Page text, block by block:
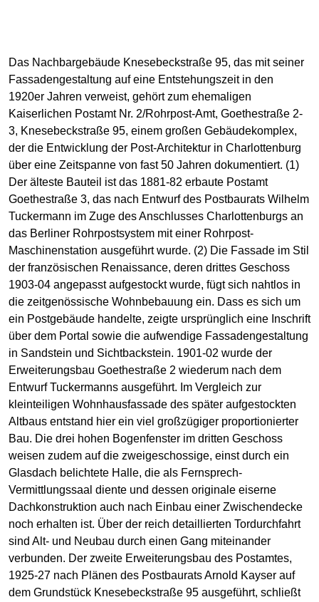
Das Nachbargebäude Knesebeckstraße 95, das mit seiner
Fassadengestaltung auf eine Entstehungszeit in den
1920er Jahren verweist, gehört zum ehemaligen
Kaiserlichen Postamt Nr. 2/Rohrpost-Amt, Goethestraße 2-
3, Knesebeckstraße 95, einem großen Gebäudekomplex,
der die Entwicklung der Post-Architektur in Charlottenburg
über eine Zeitspanne von fast 50 Jahren dokumentiert. (1)
Der älteste Bauteil ist das 1881-82 erbaute Postamt
Goethestraße 3, das nach Entwurf des Postbaurats Wilhelm
Tuckermann im Zuge des Anschlusses Charlottenburgs an
das Berliner Rohrpostsystem mit einer Rohrpost-
Maschinenstation ausgeführt wurde. (2) Die Fassade im Stil
der französischen Renaissance, deren drittes Geschoss
1903-04 angepasst aufgestockt wurde, fügt sich nahtlos in
die zeitgenössische Wohnbebauung ein. Dass es sich um
ein Postgebäude handelte, zeigte ursprünglich eine Inschrift
über dem Portal sowie die aufwendige Fassadengestaltung
in Sandstein und Sichtbackstein. 1901-02 wurde der
Erweiterungsbau Goethestraße 2 wiederum nach dem
Entwurf Tuckermanns ausgeführt. Im Vergleich zur
kleinteiligen Wohnhausfassade des später aufgestockten
Altbaus entstand hier ein viel großzügiger proportionierter
Bau. Die drei hohen Bogenfenster im dritten Geschoss
weisen zudem auf die zweigeschossige, einst durch ein
Glasdach belichtete Halle, die als Fernsprech-
Vermittlungssaal diente und dessen originale eiserne
Dachkonstruktion auch nach Einbau einer Zwischendecke
noch erhalten ist. Über der reich detaillierten Tordurchfahrt
sind Alt- und Neubau durch einen Gang miteinander
verbunden. Der zweite Erweiterungsbau des Postamtes,
1925-27 nach Plänen des Postbaurats Arnold Kayser auf
dem Grundstück Knesebeckstraße 95 ausgeführt, schließt